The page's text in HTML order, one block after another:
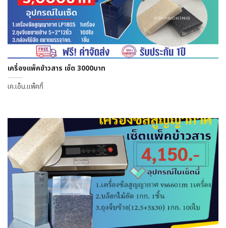
เครื่องแพ็คข้าวสาร เซ็ต 3000บาท
เค.เอ็น.แพ็คกิ้